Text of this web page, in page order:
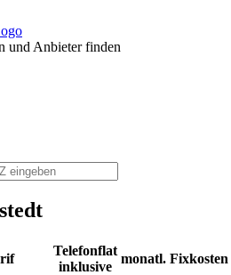
und Anbieter finden
Telefonflat
inklusive
monatl. Fixkosten